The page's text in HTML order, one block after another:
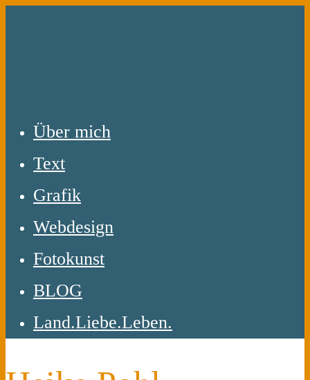
Über mich
Text
Grafik
Webdesign
Fotokunst
BLOG
Land.Liebe.Leben.